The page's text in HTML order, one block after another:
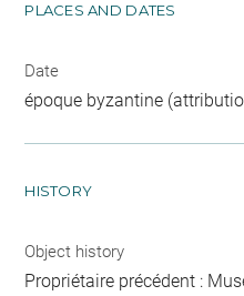
PLACES AND DATES
Date
époque byzantine
HISTORY
Object history
Propriétaire précédent :